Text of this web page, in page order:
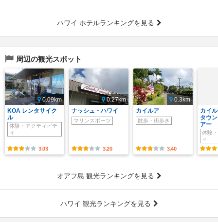
ハワイ ホテルランキングを見る
周辺の観光スポット
0.09km
KOA レンタサイク
ル
体験・アクティビテ
ィ
3.03
0.27km
ナッシュ・ハワイ
マリンスポーツ
3.20
0.3km
カイルア
散歩・街歩き
3.40
カイ
タウ
アー
体験
ィ
オアフ島 観光ランキングを見る
ハワイ 観光ランキングを見る